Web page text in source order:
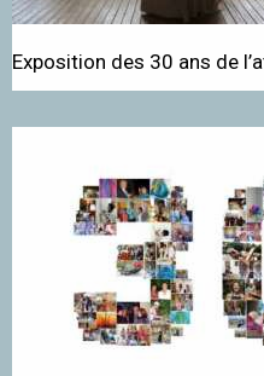
Exposition des 30 ans de